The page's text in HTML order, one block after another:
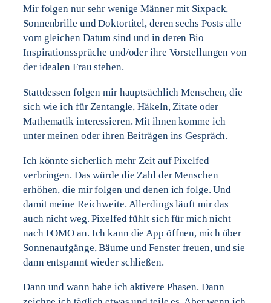
Mir folgen nur sehr wenige Männer mit Sixpack,
Sonnenbrille und Doktortitel, deren sechs Posts alle
vom gleichen Datum sind und in deren Bio
Inspirationssprüche und/oder ihre Vorstellungen von
der idealen Frau stehen.
Stattdessen folgen mir hauptsächlich Menschen, die
sich wie ich für Zentangle, Häkeln, Zitate oder
Mathematik interessieren. Mit ihnen komme ich
unter meinen oder ihren Beiträgen ins Gespräch.
Ich könnte sicherlich mehr Zeit auf Pixelfed
verbringen. Das würde die Zahl der Menschen
erhöhen, die mir folgen und denen ich folge. Und
damit meine Reichweite. Allerdings läuft mir das
auch nicht weg. Pixelfed fühlt sich für mich nicht
nach FOMO an. Ich kann die App öffnen, mich über
Sonnenaufgänge, Bäume und Fenster freuen, und sie
dann entspannt wieder schließen.
Dann und wann habe ich aktivere Phasen. Dann